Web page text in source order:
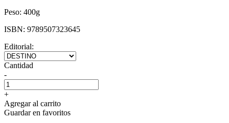
Peso: 400g
ISBN: 9789507323645
Editorial:
Cantidad
-
+
Agregar al carrito
Guardar en favoritos